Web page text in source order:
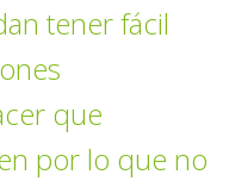
tener fácil
que
por lo que no